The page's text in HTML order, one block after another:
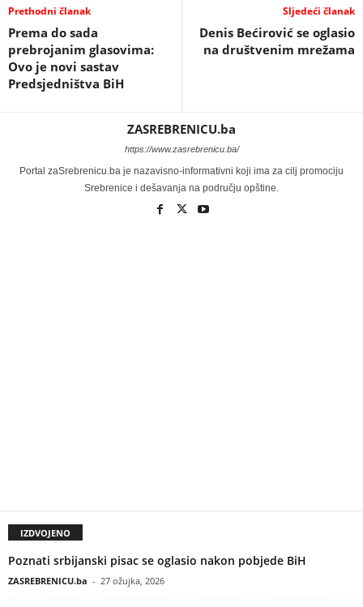
Prethodni članak
Prema do sada
prebrojanim glasovima:
Ovo je novi sastav
Predsjedništva BiH
Sljedeći članak
Denis Bećirović se oglasio
na društvenim mrežama
ZASREBRENICU.ba
https://www.zasrebrenicu.ba/
Portal zaSrebrenicu.ba je nazavisno-informativni koji ima za cilj promociju
Srebrenice i dešavanja na području opštine.
IZDVOJENO
Poznati srbijanski pisac se oglasio nakon pobjede BiH
ZASREBRENICU.ba - 27 ožujka, 2026